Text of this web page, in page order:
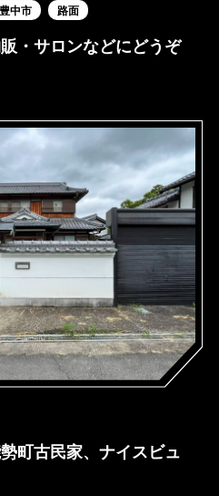
豊中市 路面
・サロンなどにどうぞ
町古民家、ナイスビュ